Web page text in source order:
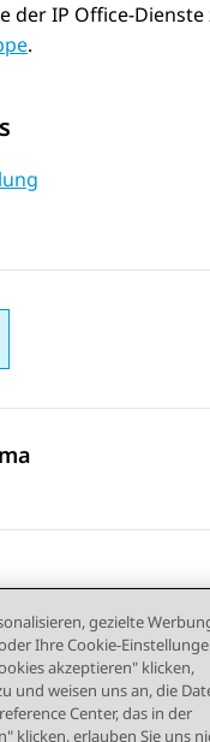
derIP Office-
.
Datenschutz
gezielte
Ihre Cookie-
akzeptieren" klicken,
und weisen uns an, die
Center, das in der
klicken, erlauben Sie uns